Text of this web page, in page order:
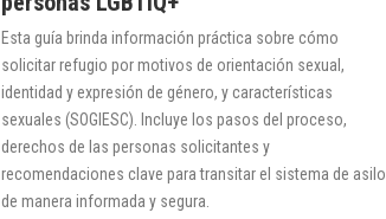
Esta guía brinda información práctica sobre cómo
solicitar refugio por motivos de orientación sexual,
identidad y expresión de género, y características
sexuales (SOGIESC). Incluye los pasos del proceso,
derechos de las personas solicitantes y
recomendaciones clave para transitar el sistema de asilo
de manera informada y segura.